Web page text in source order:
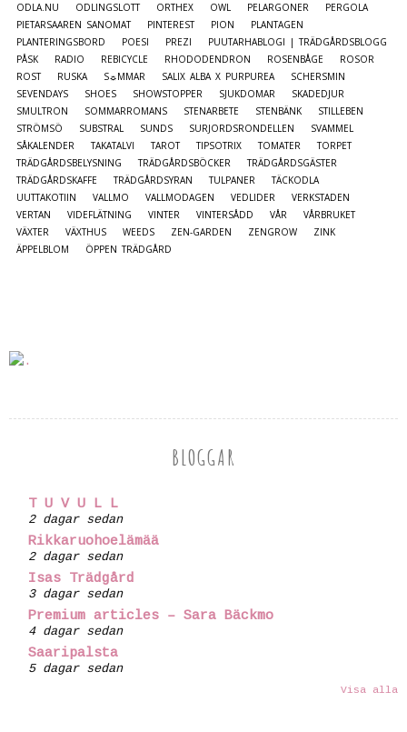
ODLA.NU
ODLINGSLOTT ORTHEX OWL PELARGONER
PERGOLA
PIETARSAAREN SANOMAT
PINTEREST PION
PLANTAGEN
PLANTERINGSBORD
POESI PREZI
PUUTARHABLOGI | TRÄDGÅRDSBLOGG
PÅSK
RADIO REBICYCLE RHODODENDRON ROSENBÅGE
ROSOR
ROST
RUSKA S☼MMAR SALIX ALBA X PURPUREA
SCHERSMIN
SEVENDAYS
SHOES SHOWSTOPPER SJUKDOMAR
SKADEDJUR
SMULTRON
SOMMARROMANS STENARBETE STENBÄNK
STILLEBEN
STRÖMSÖ
SUBSTRAL SUNDS SURJORDSRONDELLEN
SVAMMEL
SÅKALENDER
TAKATALVI TAROT TIPSOTRIX TOMATER
TORPET
TRÄDGÅRDSBELYSNING
TRÄDGÅRDSBÖCKER
TRÄDGÅRDSGÄSTER
TRÄDGÅRDSKAFFE
TRÄDGÅRDSYRAN TULPANER
TÄCKODLA
UUTTAKOTIIN
VALLMO VALLMODAGEN VEDLIDER
VERKSTADEN
VERTAN
VIDEFLÄTNING VINTER VINTERSÅDD VÅR
VÅRBRUKET
VÄXTER
VÄXTHUS WEEDS ZEN-GARDEN ZENGROW
ZINK
ÄPPELBLOM
ÖPPEN TRÄDGÅRD
BLOGGAR
T U V U L L
2 dagar sedan
Rikkaruohoelämää
2 dagar sedan
Isas Trädgård
3 dagar sedan
Premium articles – Sara Bäckmo
4 dagar sedan
Saaripalsta
5 dagar sedan
Visa alla